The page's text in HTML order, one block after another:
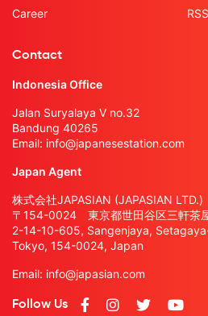
Career
Contact
Indonesia Office
Jalan Suryalaya V no.32
Bandung 40265
Email: info@japanesestation.com
Japan Agent
株式会社JAPASIAN (JAPASIAN LTD.)
〒154-0024 東京都世田谷区三軒茶
2-14-10-605, Sangenjaya,
Tokyo, 154-0024, Japan
Email: info@japasian.com
Follow Us